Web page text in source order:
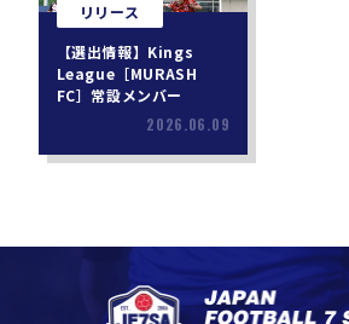
リリース
【選出情報】Kings
League［MURASH
FC］常設メンバー
2026.06.09